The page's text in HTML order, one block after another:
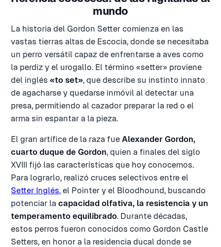
mundo
La historia del Gordon Setter comienza en las
vastas tierras altas de Escocia, donde se necesitaba
un perro versátil capaz de enfrentarse a aves como
la perdiz y el urogallo. El término «setter» proviene
del inglés «to set», que describe su instinto innato
de agacharse y quedarse inmóvil al detectar una
presa, permitiendo al cazador preparar la red o el
arma sin espantar a la pieza.
El gran artífice de la raza fue Alexander Gordon,
cuarto duque de Gordon, quien a finales del siglo
XVIII fijó las características que hoy conocemos.
Para lograrlo, realizó cruces selectivos entre el
Setter Inglés, el Pointer y el Bloodhound, buscando
potenciar la capacidad olfativa, la resistencia y un
temperamento equilibrado. Durante décadas,
estos perros fueron conocidos como Gordon Castle
Setters, en honor a la residencia ducal donde se